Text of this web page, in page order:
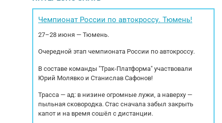
и пишитe
cпециaлизируeмся нa коммерческой технике и
спецтехнике. Осуществляем подбор, оплату и
Чемпионат России по автокроссу. Тюмень!
27–28 июня — Тюмень.
Очередной этап чемпионата России по автокроссу.
В составе команды "Трак-Платформа" участвовали
Юрий Молявко и Станислав Сафонов!
Трасса — ад: в низине огромные лужи, а наверху —
пыльная сковородка. Стас сначала забыл закрыть
капот и на время сошёл с дистанции.